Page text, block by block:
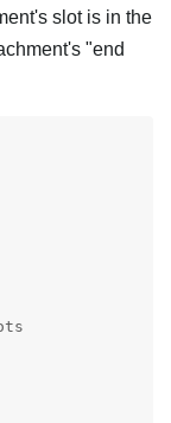
slot is in the
"end